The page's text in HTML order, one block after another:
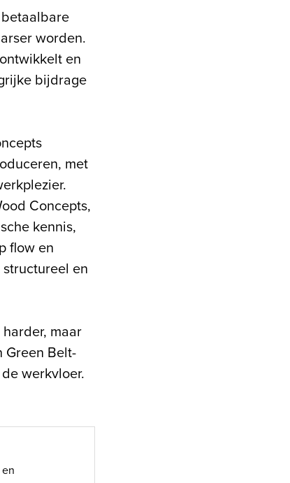
worden.
en
bijdrage
met
Concepts,
kennis,
flow en
en
maar
Green Belt-
werkvloer.